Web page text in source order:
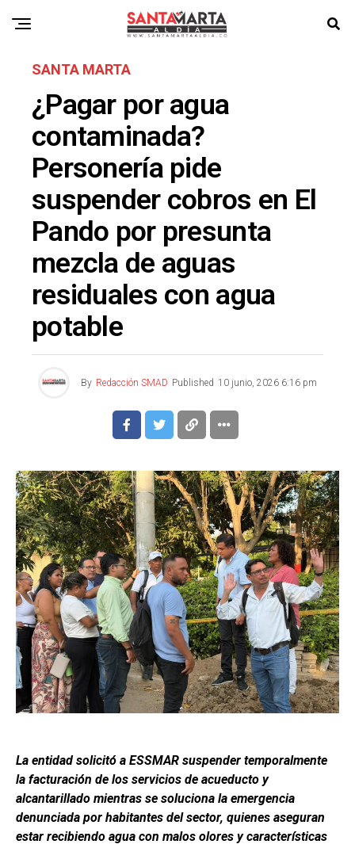
SANTA MARTA
¿Pagar por agua
contaminada?
Personería pide
suspender cobros en El
Pando por presunta
mezcla de aguas
residuales con agua
potable
By Redacción SMAD Published 10 junio, 2026 6:16 pm
La entidad solicitó a ESSMAR suspender temporalmente
la facturación de los servicios de acueducto y
alcantarillado mientras se soluciona la emergencia
denunciada por habitantes del sector, quienes aseguran
estar recibiendo agua con malos olores y características